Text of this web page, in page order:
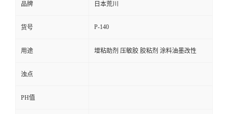
品牌 日本荒川
货号 P-140
用途 增粘助剂 压敏胶 胶粘剂 涂料油墨改性
浊点
PH值